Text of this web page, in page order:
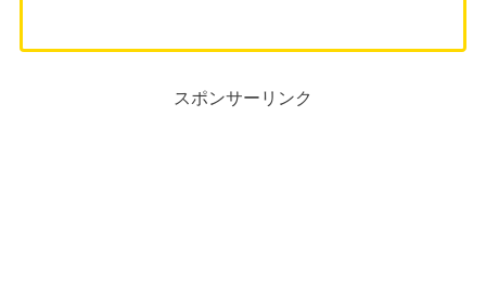
スポンサーリンク